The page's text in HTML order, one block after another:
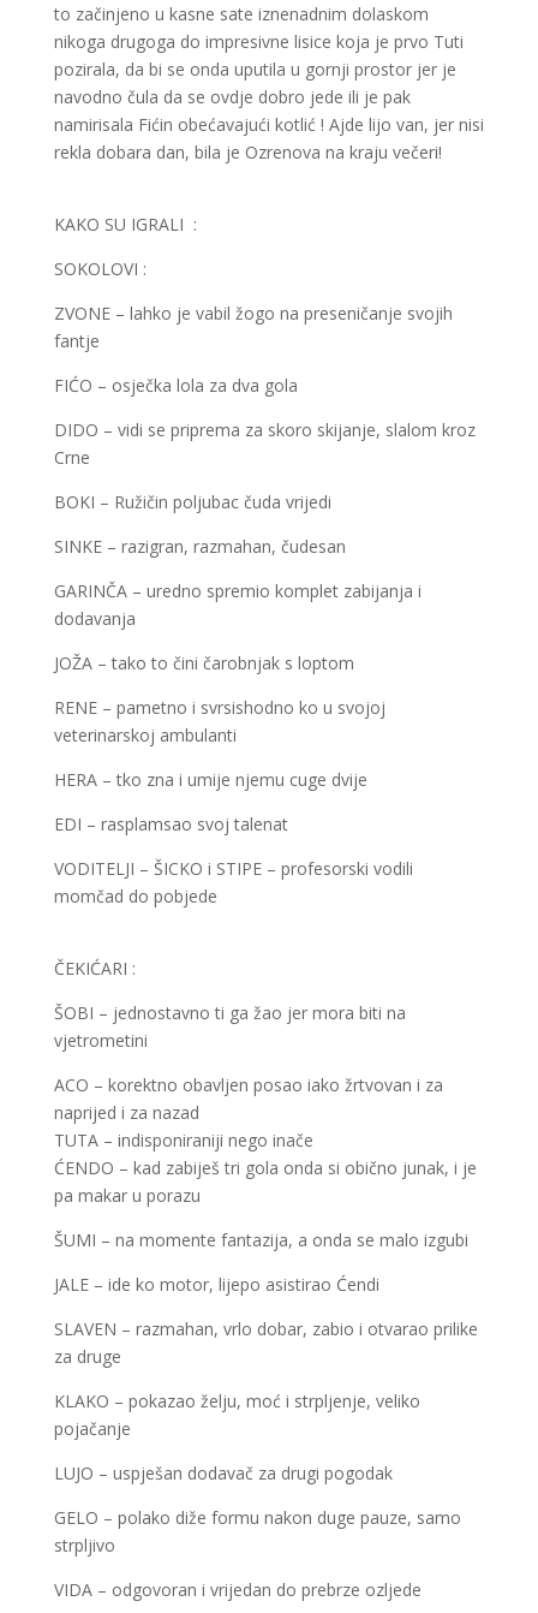
to začinjeno u kasne sate iznenadnim dolaskom
nikoga drugoga do impresivne lisice koja je prvo Tuti
pozirala, da bi se onda uputila u gornji prostor jer je
navodno čula da se ovdje dobro jede ili je pak
namirisala Fićin obećavajući kotlić ! Ajde lijo van, jer nisi
rekla dobara dan, bila je Ozrenova na kraju večeri!
KAKO SU IGRALI :
SOKOLOVI :
ZVONE – lahko je vabil žogo na preseničanje svojih
fantje
FIĆO – osječka lola za dva gola
DIDO – vidi se priprema za skoro skijanje, slalom kroz
Crne
BOKI – Ružičin poljubac čuda vrijedi
SINKE – razigran, razmahan, čudesan
GARINČA – uredno spremio komplet zabijanja i
dodavanja
JOŽA – tako to čini čarobnjak s loptom
RENE – pametno i svrsishodno ko u svojoj
veterinarskoj ambulanti
HERA – tko zna i umije njemu cuge dvije
EDI – rasplamsao svoj talenat
VODITELJI – ŠICKO i STIPE – profesorski vodili
momčad do pobjede
ČEKIĆARI :
ŠOBI – jednostavno ti ga žao jer mora biti na
vjetrometini
ACO – korektno obavljen posao iako žrtvovan i za
naprijed i za nazad
TUTA – indisponiraniji nego inače
ĆENDO – kad zabiješ tri gola onda si obično junak, i je
pa makar u porazu
ŠUMI – na momente fantazija, a onda se malo izgubi
JALE – ide ko motor, lijepo asistirao Ćendi
SLAVEN – razmahan, vrlo dobar, zabio i otvarao prilike
za druge
KLAKO – pokazao želju, moć i strpljenje, veliko
pojačanje
LUJO – uspješan dodavač za drugi pogodak
GELO – polako diže formu nakon duge pauze, samo
strpljivo
VIDA – odgovoran i vrijedan do prebrze ozljede